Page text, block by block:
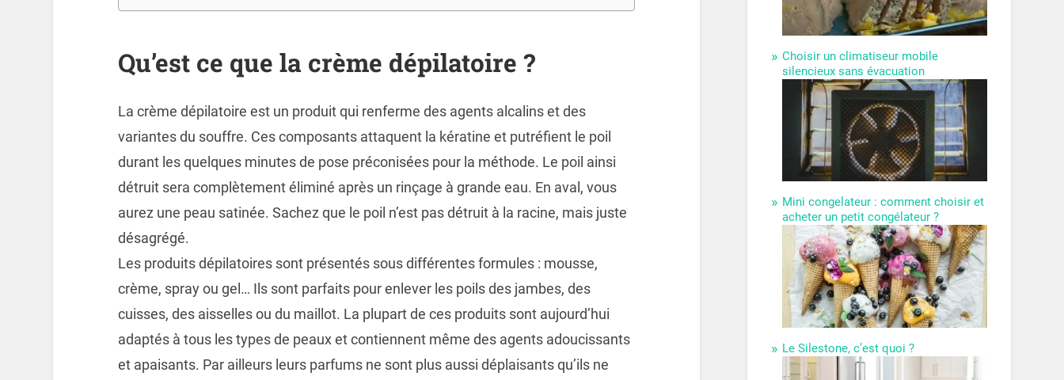
Qu’est ce que la crème dépilatoire ?
La crème dépilatoire est un produit qui renferme des agents alcalins et des
variantes du souffre. Ces composants attaquent la kératine et putréfient le poil
durant les quelques minutes de pose préconisées pour la méthode. Le poil ainsi
détruit sera complètement éliminé après un rinçage à grande eau. En aval, vous
aurez une peau satinée. Sachez que le poil n’est pas détruit à la racine, mais juste
désagrégé.
Les produits dépilatoires sont présentés sous différentes formules : mousse,
crème, spray ou gel… Ils sont parfaits pour enlever les poils des jambes, des
cuisses, des aisselles ou du maillot. La plupart de ces produits sont aujourd’hui
adaptés à tous les types de peaux et contiennent même des agents adoucissants
et apaisants. Par ailleurs leurs parfums ne sont plus aussi déplaisants qu’ils ne
Choisir un climatiseur mobile
silencieux sans évacuation
Mini congelateur : comment choisir et
acheter un petit congélateur ?
Le Silestone, c’est quoi ?